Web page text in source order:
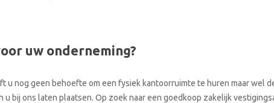
uw onderneming?
u nog geen behoefte om een fysiek kantoorruimte te huren maar wel
u bij ons laten plaatsen. Op zoek naar een goedkoop zakelijk